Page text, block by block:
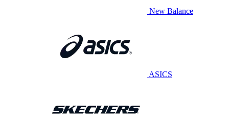
New Balance
ASICS